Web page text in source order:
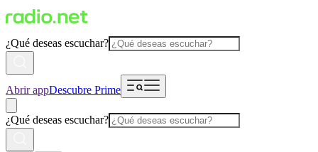
¿Qué deseas escuchar?
Abrir appDescubre Prime
¿Qué deseas escuchar?